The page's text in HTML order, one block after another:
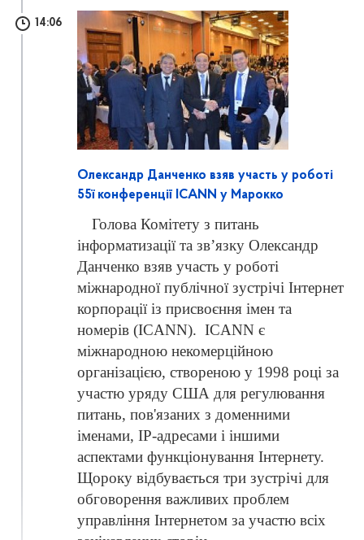
14:06
Олександр Данченко взяв участь у роботі
55ї конференції ICANN у Марокко
Голова Комітету з питань
інформатизації та зв’язку Олександр
Данченко взявучасть у роботі
міжнародної публічної зустрічі Інтернет
корпорації із присвоєння імен та
номерів (ICANN). ICANN є
міжнародною некомерційною
організацією, створеною у 1998 році за
участю уряду США для регулювання
питань, пов'язаних з доменними
іменами, IP-адресами і іншими
аспектами функціонування Інтернету.
Щороку відбувається три зустрічі для
обговорення важливих проблем
управління Інтернетом за участю всіх